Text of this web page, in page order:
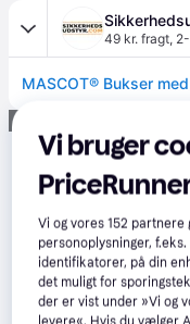
49 kr. fragt,
Annonce
Vi bruger
Vi og vores152 partnere
personoplysninger,
identifikatorer, på din
det muligt for
der er vist under »Vi og
levere«. Hvis du vælger